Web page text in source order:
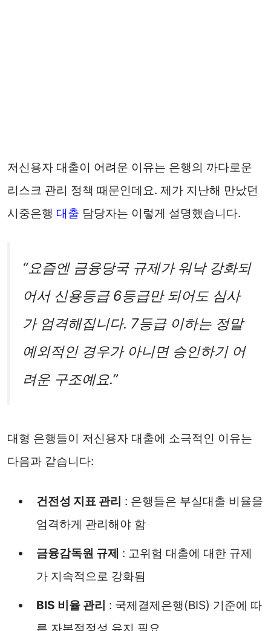
저신용자 대출이 어려운 이유는 은행의 까다로운
리스크 관리 정책 때문인데요. 제가 지난해 만났던
시중은행 대출 담당자는 이렇게 설명했습니다.
“요즘엔 금융당국 규제가 워낙 강화되
어서 신용등급 6등급만 되어도 심사
가 엄격해집니다. 7등급 이하는 정말
예외적인 경우가 아니면 승인하기 어
려운 구조예요.”
대형 은행들이 저신용자 대출에 소극적인 이유는
다음과 같습니다:
건전성 지표 관리 : 은행들은 부실대출 비율을
엄격하게 관리해야 함
금융감독원 규제 : 고위험 대출에 대한 규제
가 지속적으로 강화됨
BIS 비율 관리 : 국제결제은행(BIS) 기준에 따